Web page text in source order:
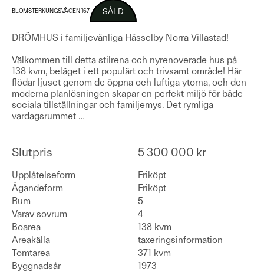
BLOMSTERKUNGSVÄGEN 167 SÅLD
DRÖMHUS i familjevänliga Hässelby Norra Villastad!
Välkommen till detta stilrena och nyrenoverade hus på
138 kvm, beläget i ett populärt och trivsamt område! Här
flödar ljuset genom de öppna och luftiga ytorna, och den
moderna planlösningen skapar en perfekt miljö för både
sociala tillställningar och familjemys. Det rymliga
vardagsrummet …
Slutpris 5 300 000 kr
Upplåtelseform
Friköpt
Ägandeform
Friköpt
Rum
5
Varav sovrum
4
Boarea
138 kvm
Areakälla
taxeringsinformation
Tomtarea
371 kvm
Byggnadsår
1973